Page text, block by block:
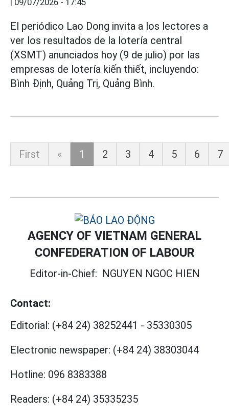
09/07/2026 - 17:45
El periódico Lao Dong invita a los lectores a
ver los resultados de la lotería central
(XSMT) anunciados hoy (9 de julio) por las
empresas de lotería kiến thiết, incluyendo:
Bình Định, Quảng Trị, Quảng Bình.
First « 1 2 3 4 5 6 7
AGENCY OF VIETNAM GENERAL
CONFEDERATION OF LABOUR
Editor-in-Chief: NGUYEN NGOC HIEN
Contact:
Editorial: (+84 24) 38252441 - 35330305
Electronic newspaper: (+84 24) 38303044
Hotline: 096 8383388
Readers: (+84 24) 35335235